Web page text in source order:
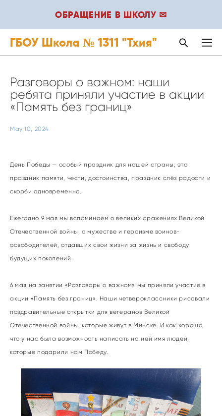
ОБРАЩЕНИЕ В ШКОЛУ ✉
ГБОУ Школа № 1311 "Тхия"
May 10, 2024
Разговоры о важном: наши
ребята приняли участие в акции
«Память без границ»
День Победы — особый праздник для нашей страны, это
праздник памяти, чести, достоинства, праздник слёз радости и
скорби одновременно.
Ежегодно 9 мая мы вспоминаем о великих сражениях Великой
Отечественной войны, о мужестве и героизме воинов-
освободителей, отдавших свои жизни за жизнь и свободу
будущих поколений.
6 мая на занятии «Разговоры о важном» мы приняли участие в
акции «Память без границ». Наши четвероклассники рисовали
поздравительные открытки для ветеранов Великой
Отечественной войны, которые живут в Минске. И как хорошо,
что у нас была возможность написать на ней имя людей,
которые подарили нам Победу.